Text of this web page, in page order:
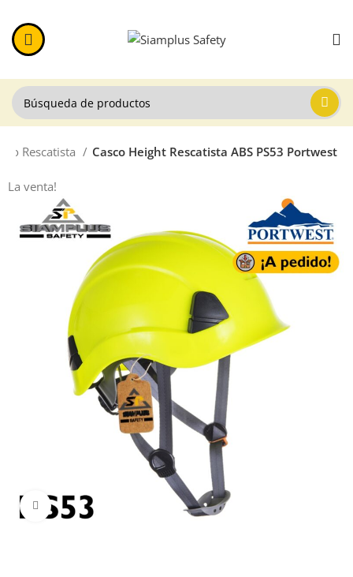
Rescatista Casco Height Rescatista ABS PS53 Portwest
La venta!
Haga Click para agrandar